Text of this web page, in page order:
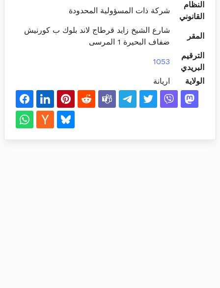
النظام
القانوني
شركة ذات المسؤولية المحدودة
المقر
شارع الشيخ زايد قرطاج لاند بلوك ب كورنيش
ضفاف البحيرة 1 المرسى
الترقيم
البريدي
1053
الولاية اريانة